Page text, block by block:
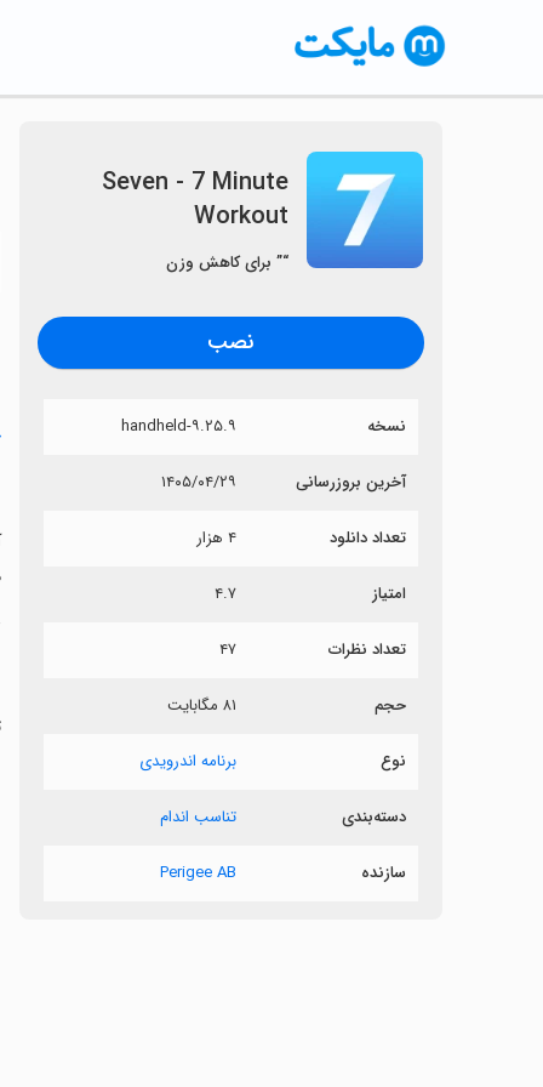
Seven - 7 Minute
Workout
“” برای کاهش وزن
نصب
نسخه ۹.۲۵.۹-handheld
آخرین بروزرسانی ۱۴۰۵/۰۴/۲۹
تعداد دانلود ۴ هزار
امتیاز ۴.۷
تعداد نظرات ۴۷
حجم ۸۱ مگابایت
نوع برنامه اندرویدی
دسته‌بندی تناسب اندام
سازنده Perigee AB